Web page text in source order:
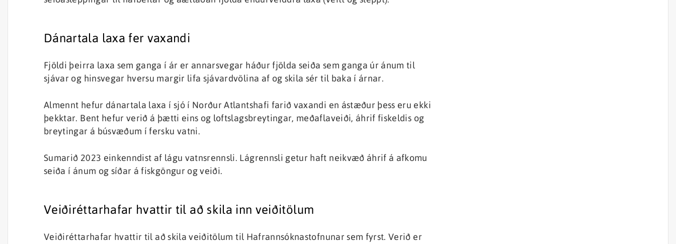
Dánartala laxa fer vaxandi
Fjöldi þeirra laxa sem ganga í ár er annarsvegar háður fjölda seiða sem ganga úr ánum til
sjávar og hinsvegar hversu margir lifa sjávardvölina af og skila sér til baka í árnar.
Almennt hefur dánartala laxa í sjó í Norður Atlantshafi farið vaxandi en ástæður þess eru ekki
þekktar. Bent hefur verið á þætti eins og loftslagsbreytingar, meðaflaveiði, áhrif fiskeldis og
breytingar á búsvæðum í fersku vatni.
Sumarið 2023 einkenndist af lágu vatnsrennsli. Lágrennsli getur haft neikvæð áhrif á afkomu
seiða í ánum og síðar á fiskgöngur og veiði.
Veiðiréttarhafar hvattir til að skila inn veiðitölum
Veiðiréttarhafar hvattir til að skila veiðitölum til Hafrannsóknastofnunar sem fyrst. Verið er